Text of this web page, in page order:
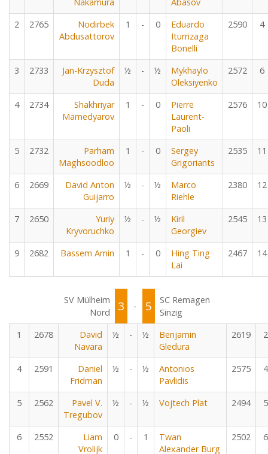
2
2765
Nodirbek
Abdusattorov
1 - 0
Eduardo
Iturrizaga
Bonelli
2590 4
3 2733
Jan-Krzysztof
Duda
½ - ½
Mykhaylo
Oleksiyenko
2572 6
4 2734
Shakhriyar
Mamedyarov
1 - 0
Pierre
Laurent-
Paoli
2576 10
5 2732
Parham
Maghsoodloo
1 - 0
Sergey
Grigoriants
2535 11
6 2669
David Anton
Guijarro
½ - ½
Marco
Riehle
2380 12
7 2650
Yuriy
Kryvoruchko
½ - ½
Kiril
Georgiev
2545 13
9 2682 Bassem Amin 1 - 0
Hing Ting
Lai
2467 14
SV Mülheim
Nord
3 - 5
SC Remagen
Sinzig
1
2678
David
Navara
½ - ½
Benjamin
Gledura
2619 2
4 2591
Daniel
Fridman
½ - ½
Antonios
Pavlidis
2575 4
5 2562
Pavel V.
Tregubov
½ - ½ Vojtech Plat 2494 5
6 2552
Liam
Vrolijk
0 - 1
Twan
Alexander Burg
2502 6